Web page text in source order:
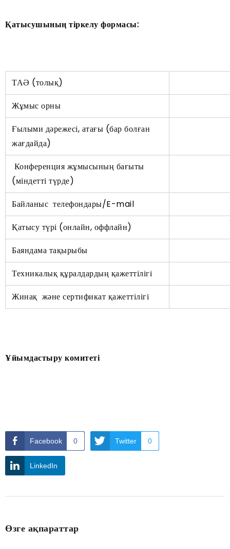
Қатысушының тіркелу формасы:
ТАӘ (толық)
Жұмыс орны
Ғылыми дәрежесі, атағы (бар болған
жағдайда)
Конференция жұмысының бағыты
(міндетті түрде)
Байланыс телефондары/E-mail
Қатысу түрі (онлайн, оффлайн)
Баяндама тақырыбы
Техникалық құралдардың қажеттілігі
Жинақ және сертификат қажеттілігі
Ұйымдастыру комитеті
Facebook 0 Twitter 0
LinkedIn
Өзге ақпараттар